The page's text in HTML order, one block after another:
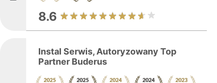
8.6
Instal Serwis, Autoryzowany Top
Partner Buderus